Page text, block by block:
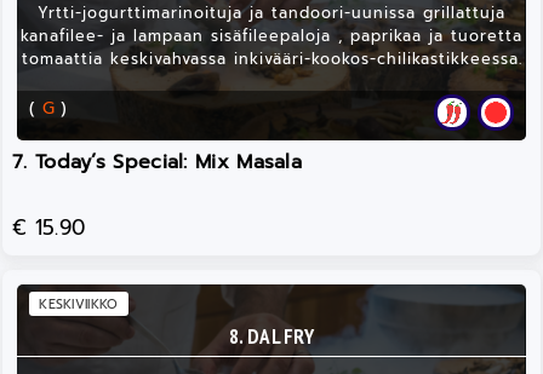
Yrtti-jogurttimarinoituja ja tandoori-uunissa grillattuja
kanafilee- ja lampaan sisäfileepaloja , paprikaa ja tuoretta
tomaattia keskivahvassa inkivääri-kookos-chilikastikkeessa.
( G )
7. Today’s Special: Mix Masala
€ 15.90
8. DAL FRY
KESKIVIIKKO